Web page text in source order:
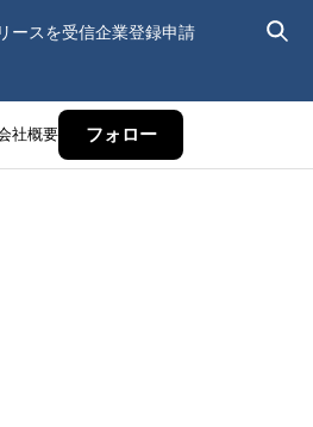
ースを受信企業登録申請
社概要 フォロー